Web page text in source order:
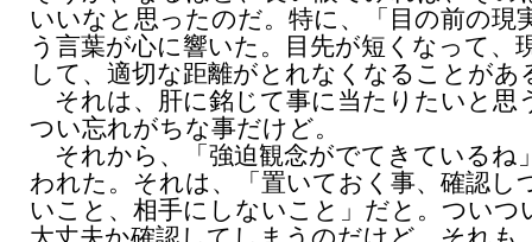
いいなと思ったのだ。特に、「目の前の現
う言葉が心に響いた。目先が短くなって、
して、適切な距離がとれなくなることがあ
それは、肝に銘じて事に当たりたいと思
つい忘れがちな事だけど。
それから、「強迫観念がでてきているね
われた。それは、「置いておく事、確認し
いこと、相手にしないこと」だと。ついつ